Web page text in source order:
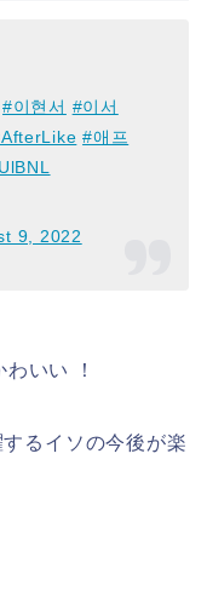
#이현서 #이서
#애프
9, 2022
わいい ！
るイソの今後が楽